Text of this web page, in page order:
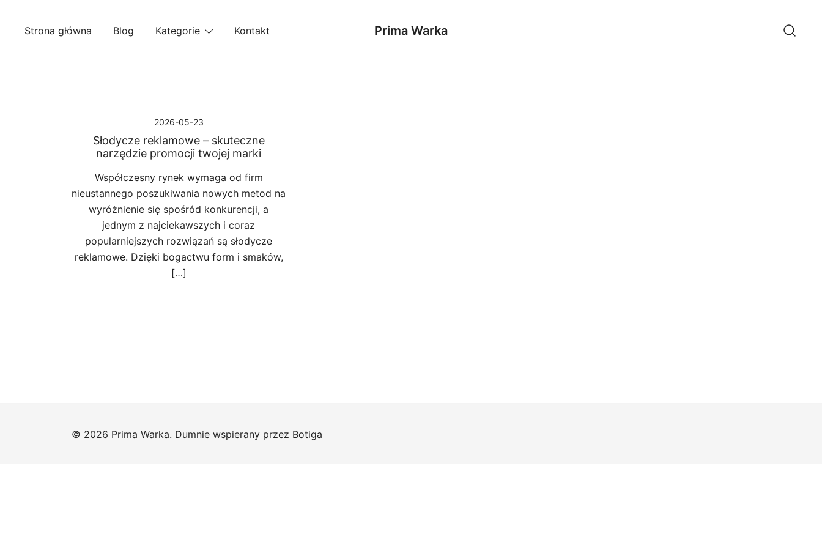
Strona główna Blog Kategorie Kontakt Prima Warka
2026-05-23
Słodycze reklamowe – skuteczne
narzędzie promocji twojej marki
Współczesny rynek wymaga od firm
nieustannego poszukiwania nowych metod na
wyróżnienie się spośród konkurencji, a
jednym z najciekawszych i coraz
popularniejszych rozwiązań są słodycze
reklamowe. Dzięki bogactwu form i smaków,
[…]
© 2026 Prima Warka. Dumnie wspierany przez Botiga